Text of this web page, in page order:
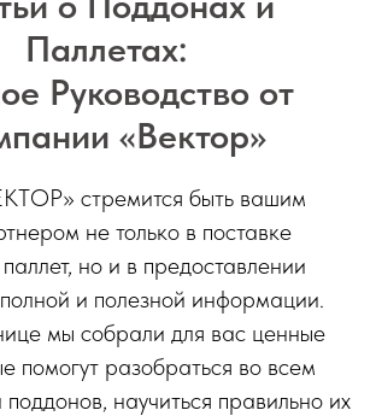
Паллетах:
Руководство от
«Вектор»
стремится быть вашим
не только в поставке
но и в предоставлении
и полезной информации.
мы собрали для вас ценные
помогут разобраться во всем
научиться правильно их